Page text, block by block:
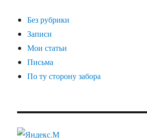
Без рубрики
Записи
Мои статьи
Письма
По ту сторону забора